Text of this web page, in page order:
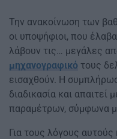
Την ανακοίνωση των
οι υποψήφιοι, που
λάβουν τις… μεγάλες
μηχανογραφικό τους
εισαχθούν. Η
διαδικασία και
παραμέτρων, σύμφωνα
Για τους λόγους